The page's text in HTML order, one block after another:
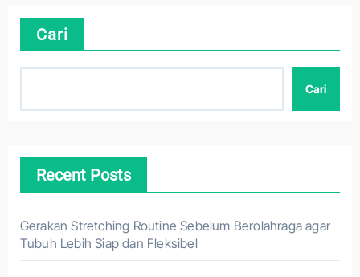
Cari
Cari
Recent Posts
Gerakan Stretching Routine Sebelum Berolahraga agar
Tubuh Lebih Siap dan Fleksibel